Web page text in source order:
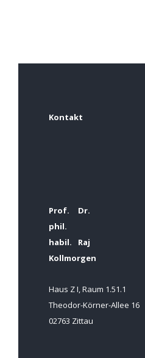
Kontakt
Prof. Dr.
phil.
habil. Raj
Kollmorgen
Haus Z I, Raum 1.51.1
Theodor-Körner-Allee 16
02763 Zittau